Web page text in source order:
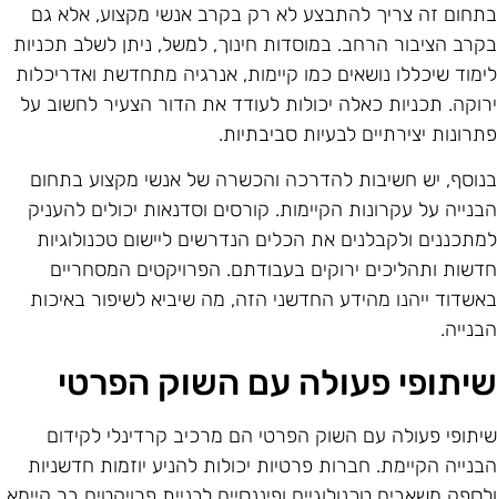
זה צריך להתבצע לא רק בקרב אנשי מקצוע, אלא גם
הציבור הרחב. במוסדות חינוך, למשל, ניתן לשלב תכניות
שיכללו נושאים כמו קיימות, אנרגיה מתחדשת ואדריכלות
תכניות כאלה יכולות לעודד את הדור הצעיר לחשוב על
יצירתיים לבעיות סביבתיות.
יש חשיבות להדרכה והכשרה של אנשי מקצוע בתחום
על עקרונות הקיימות. קורסים וסדנאות יכולים להעניק
ולקבלנים את הכלים הנדרשים ליישום טכנולוגיות
ותהליכים ירוקים בעבודתם. הפרויקטים המסחריים
ייהנו מהידע החדשני הזה, מה שיביא לשיפור באיכות
פעולה עם השוק הפרטי
פעולה עם השוק הפרטי הם מרכיב קרדינלי לקידום
הקיימת. חברות פרטיות יכולות להניע יוזמות חדשניות